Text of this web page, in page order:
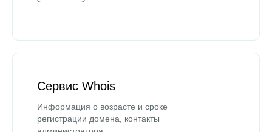
Сервис Whois
Информация о возрасте и сроке
регистрации домена, контакты